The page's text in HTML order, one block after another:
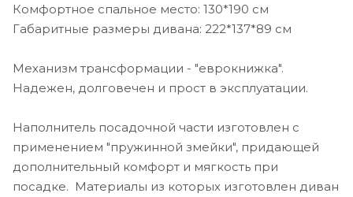
Комфортное спальное место: 130*190 см
Габаритные размеры дивана: 222*137*89 см
Механизм трансформации - "еврокнижка".
Надежен, долговечен и прост в эксплуатации.
Наполнитель посадочной части изготовлен с
применением "пружинной змейки", придающей
дополнительный комфорт и мягкость при
посадке. Материалы из которых изготовлен диван